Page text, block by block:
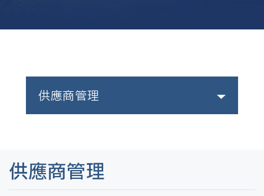
供應商管理
公司治理運作
供應商管理